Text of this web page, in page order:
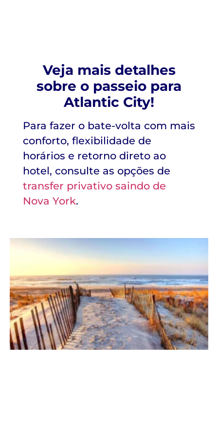
Veja mais detalhes
sobre o passeio para
Atlantic City!
Para fazer o bate-volta com mais
conforto, flexibilidade de
horários e retorno direto ao
hotel, consulte as opções de
transfer privativo saindo de
Nova York.